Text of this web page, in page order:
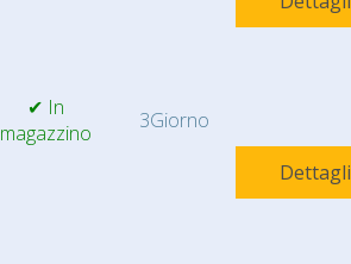
✔ In
magazzino
3Giorno
Dettagli